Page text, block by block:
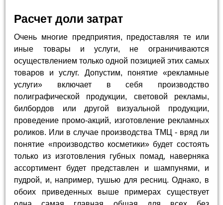
Расчет доли затрат
Очень многие предприятия, предоставляя те или
иные товары и услуги, не ограничиваются
осуществлением только одной позицией этих самых
товаров и услуг. Допустим, понятие «рекламные
услуги» включает в себя производство
полиграфической продукции, световой рекламы,
билбордов или другой визуальной продукции,
проведение промо-акций, изготовление рекламных
роликов. Или в случае производства ТМЦ - вряд ли
понятие «производство косметики» будет состоять
только из изготовления губных помад, наверняка
ассортимент будет представлен и шампунями, и
пудрой, и, например, тушью для ресниц. Однако, в
обоих приведенных выше примерах существует